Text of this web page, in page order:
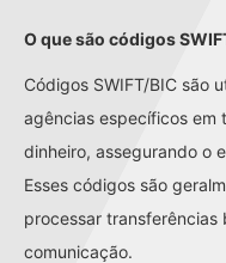
O que são códigos
Códigos SWIFT/BIC são
agências específicos em
dinheiro, assegurando o
Esses códigos são
processar transferências
comunicação.